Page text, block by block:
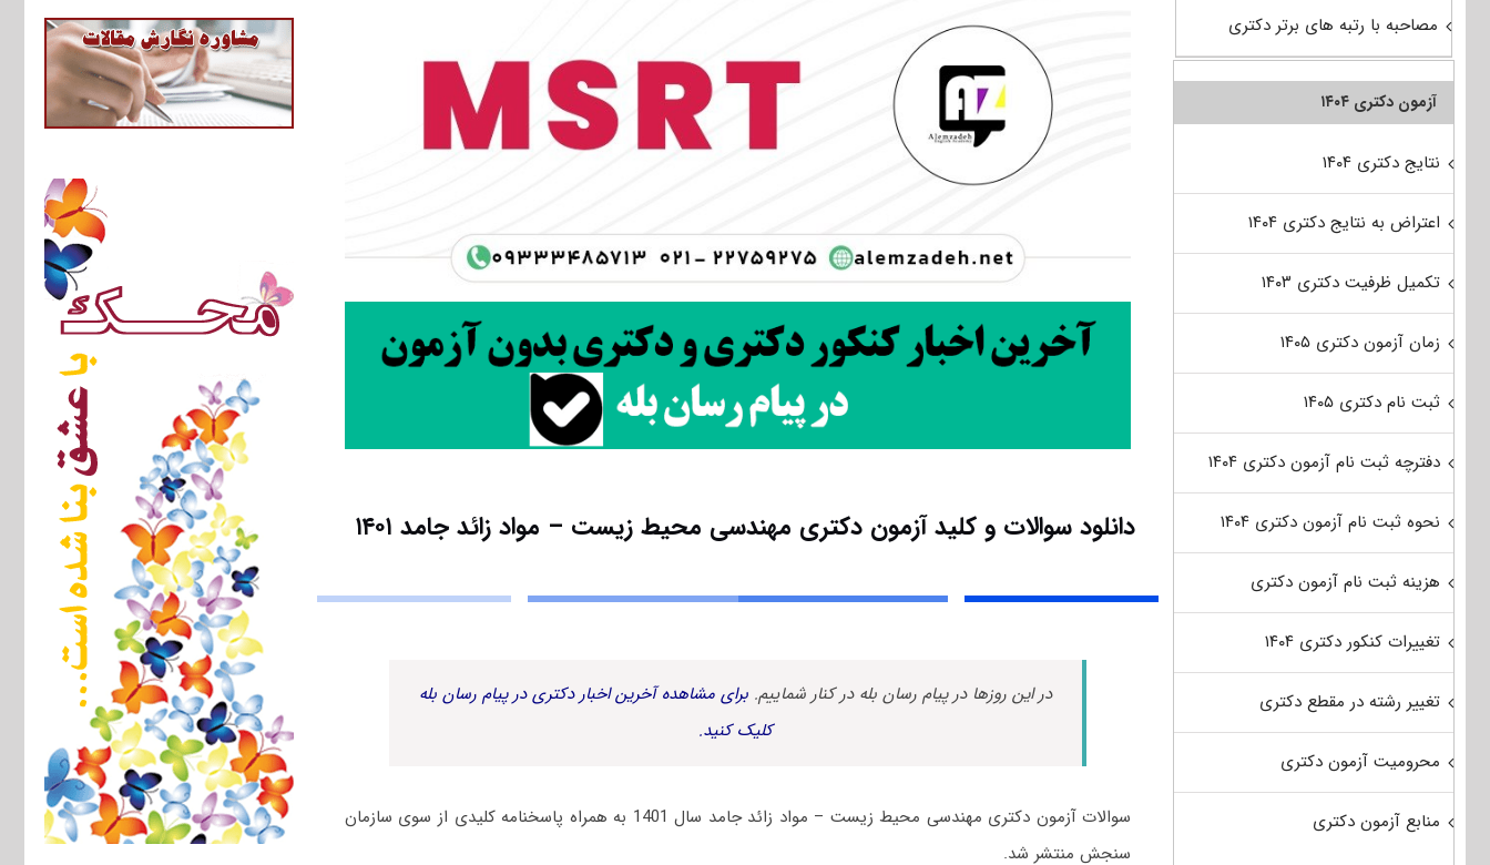
دانلود سوالات و کلید آزمون دکتری مهندسی محیط‌ زیست – مواد زائد جامد ۱۴۰۱
در این روزها در پیام رسان بله در کنار شماییم. برای مشاهده آخرین اخبار دکتری در پیام رسان بله
کلیک کنید.
سوالات آزمون دکتری مهندسی محیط‌ زیست – مواد زائد جامد سال 1401 به همراه پاسخنامه کلیدی از سوی سازمان
سنجش منتشر شد.
مصاحبه با رتبه های برتر دکتری
آزمون دکتری ۱۴۰۴
نتایج دکتری ۱۴۰۴
اعتراض به نتایج دکتری ۱۴۰۴
تکمیل ظرفیت دکتری ۱۴۰۳
زمان آزمون دکتری ۱۴۰۵
ثبت نام دکتری ۱۴۰۵
دفترچه ثبت نام آزمون دکتری ۱۴۰۴
نحوه ثبت نام آزمون دکتری ۱۴۰۴
هزینه ثبت نام آزمون دکتری
تغییرات کنکور دکتری ۱۴۰۴
تغییر رشته در مقطع دکتری
محرومیت آزمون دکتری
منابع آزمون دکتری